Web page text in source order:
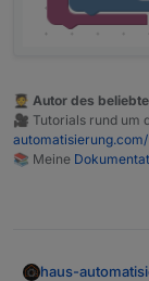
🧑‍🎓 Autor des
🎥 Tutorials rund um
automatisierung.com/
📚 Meine
haus-